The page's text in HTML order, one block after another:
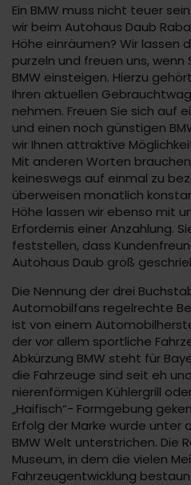
Ein BMW muss nicht teuer
wir beim Autohaus Daub
Höhe einräumen? Wir lassen
purzeln und freuen uns, wenn
BMW einsteigen. Hierzu
Ihren aktuellen
nehmen. Freuen Sie sich auf
und einen noch günstigen
wir Ihnen attraktive
Mit anderen Worten brauchen
keineswegs auf einmal zu
überweisen monatlich
Höhe lassen wir ebenso mit
Erfordernis einer Anzahlung.
feststellen, dass
Autohaus Daub groß
Die Nennung der drei
Automobilfans regelrechte
ist von einem
der vor allem sportliche
Abkürzung BMW steht für
die Fahrzeuge sind seit eh
nierenförmigen Kühlergrill
„Haifisch“- Formgebung
Erfolg der Marke wurde
BMW Welt unterstrichen. Die
Museum, in dem die vielen
Fahrzeugentwicklung